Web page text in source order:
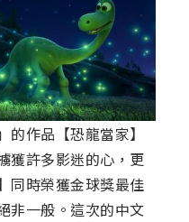
作品【恐龍當家】
獲許多影迷的心，更
同時榮獲金球獎最佳
非一般。這次的中文